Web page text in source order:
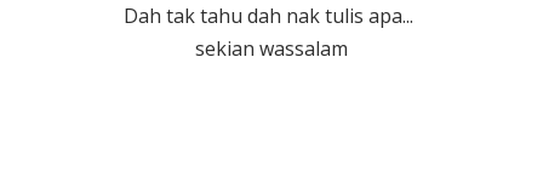
Dah tak tahu dah nak tulis apa...
sekian wassalam